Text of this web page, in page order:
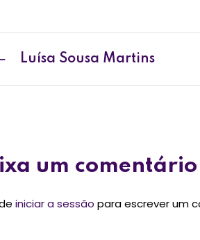
Luísa Sousa Martins
um comentário
iniciar a sessão para escrever um